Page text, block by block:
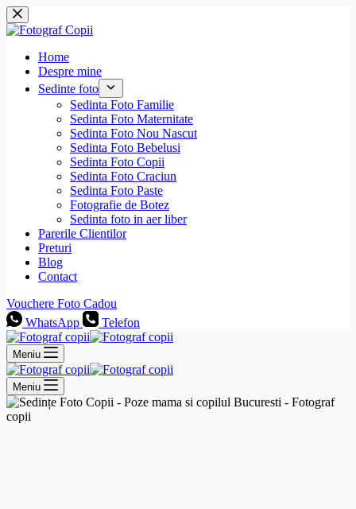
Sari
la
conținut
Home
Despre mine
Sedinte foto
Sedinta Foto Familie
Sedinta Foto Maternitate
Sedinta Foto Nou Nascut
Sedinta Foto Bebelusi
Sedinta Foto Copii
Sedinta Foto Craciun
Sedinta Foto Paste
Fotografie de Botez
Sedinta foto in aer liber
Parerile Clientilor
Preturi
Blog
Contact
Vouchere Foto Cadou
WhatsApp
Telefon
Meniu
Meniu